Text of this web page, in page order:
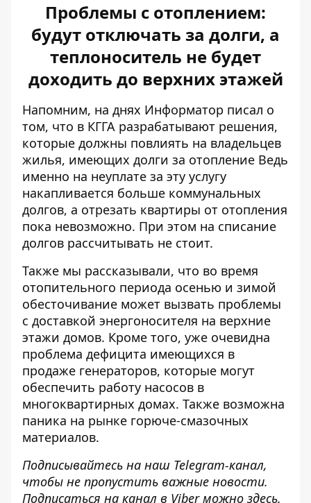
Проблемы с отоплением:
будут отключать за долги, а
теплоноситель не будет
доходить до верхних этажей
Напомним, на днях Информатор писал о
том, что в КГГА разрабатывают решения,
которые должны повлиять на владельцев
жилья, имеющих долги за отопление Ведь
именно на неуплате за эту услугу
накапливается больше коммунальных
долгов, а отрезать квартиры от отопления
пока невозможно. При этом на списание
долгов рассчитывать не стоит.
Также мы рассказывали, что во время
отопительного периода осенью и зимой
обесточивание может вызвать проблемы
с доставкой энергоносителя на верхние
этажи домов. Кроме того, уже очевидна
проблема дефицита имеющихся в
продаже генераторов, которые могут
обеспечить работу насосов в
многоквартирных домах. Также возможна
паника на рынке горюче-смазочных
материалов.
Подписывайтесь на наш Telegram-канал,
чтобы не пропустить важные новости.
Подписаться на канал в Viber можно здесь.